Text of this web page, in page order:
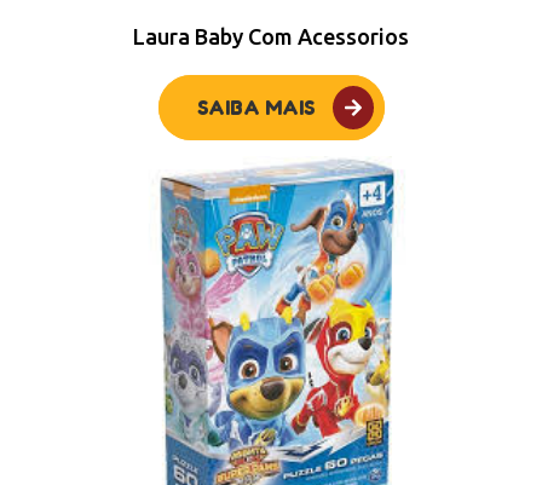
Laura Baby Com Acessorios
SAIBA MAIS